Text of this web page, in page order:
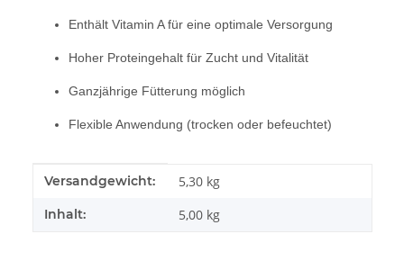
Enthält Vitamin A für eine optimale Versorgung
Hoher Proteingehalt für Zucht und Vitalität
Ganzjährige Fütterung möglich
Flexible Anwendung (trocken oder befeuchtet)
Produkteigenschaft
Wert
Versandgewicht: 5,30 kg
Inhalt: 5,00 kg